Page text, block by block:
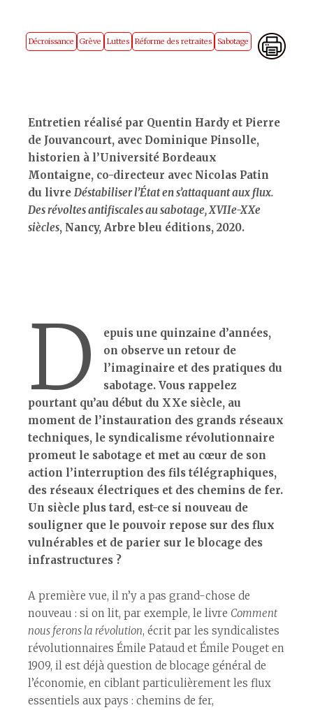
Décroissance Grève Luttes Réforme des retraites Sabotage
Entretien réalisé par Quentin Hardy et Pierre
de Jouvancourt, avec Dominique Pinsolle,
historien à l’Université Bordeaux
Montaigne, co-directeur avec Nicolas Patin
du livre Déstabiliser l’État en s’attaquant aux flux.
Des révoltes antifiscales au sabotage, XVIIe-XXe
siècles, Nancy, Arbre bleu éditions, 2020.
D
epuis une quinzaine d’années,
on observe un retour de
l’imaginaire et des pratiques du
sabotage. Vous rappelez
pourtant qu’au début du XXe siècle, au
moment de l’instauration des grands réseaux
techniques, le syndicalisme révolutionnaire
promeut le sabotage et met au cœur de son
action l’interruption des fils télégraphiques,
des réseaux électriques et des chemins de fer.
Un siècle plus tard, est-ce si nouveau de
souligner que le pouvoir repose sur des flux
vulnérables et de parier sur le blocage des
infrastructures ?
A première vue, il n’y a pas grand-chose de
nouveau : si on lit, par exemple, le livre Comment
nous ferons la révolution, écrit par les syndicalistes
révolutionnaires Émile Pataud et Émile Pouget en
1909, il est déjà question de blocage général de
l’économie, en ciblant particulièrement les flux
essentiels aux pays : chemins de fer,